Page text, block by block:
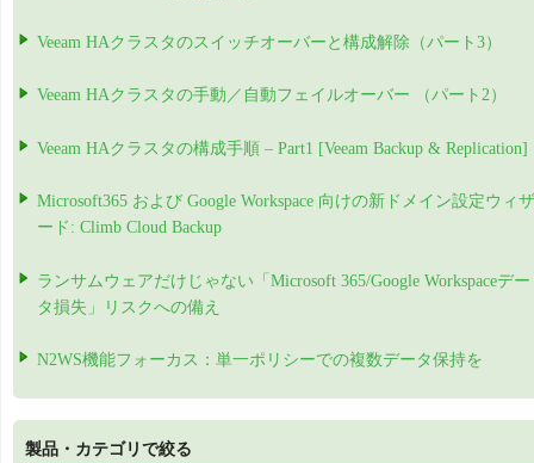
Veeam HAクラスタのスイッチオーバーと構成解除（パート3）
Veeam HAクラスタの手動／自動フェイルオーバー （パート2）
Veeam HAクラスタの構成手順 – Part1 [Veeam Backup & Replication]
Microsoft365 および Google Workspace 向けの新ドメイン設定ウィザ
ード: Climb Cloud Backup
ランサムウェアだけじゃない「Microsoft 365/Google Workspaceデー
タ損失」リスクへの備え
N2WS機能フォーカス：単一ポリシーでの複数データ保持を
製品・カテゴリで絞る